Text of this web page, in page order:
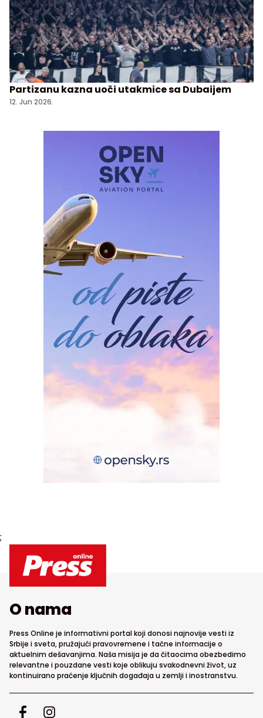
Partizanu kazna uoči utakmice sa Dubaijem
12. Jun 2026.
;
O nama
Press Online je informativni portal koji donosi najnovije vesti iz
Srbije i sveta, pružajući pravovremene i tačne informacije o
aktuelnim dešavanjima. Naša misija je da čitaocima obezbedimo
relevantne i pouzdane vesti koje oblikuju svakodnevni život, uz
kontinuirano praćenje ključnih događaja u zemlji i inostranstvu.